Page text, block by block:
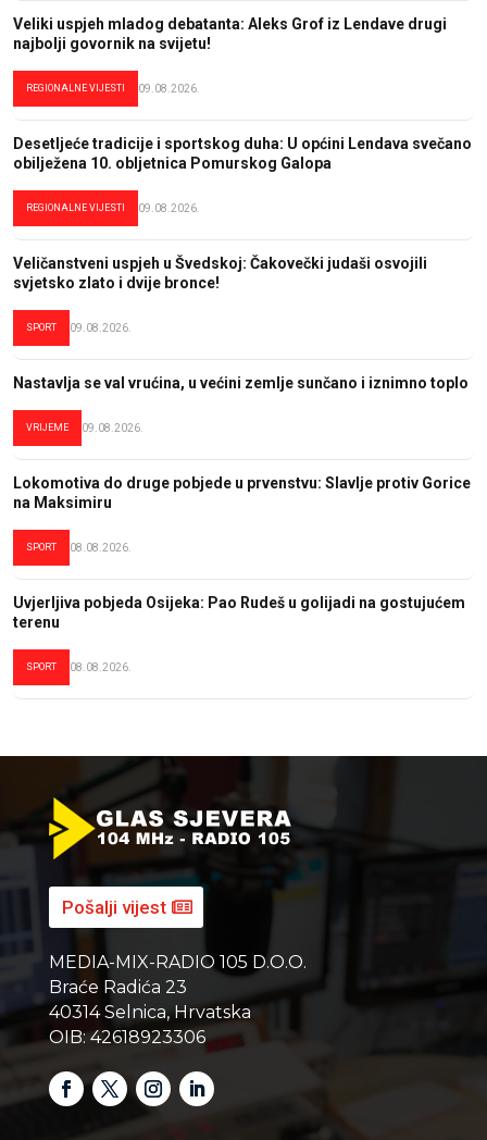
Veliki uspjeh mladog debatanta: Aleks Grof iz Lendave drugi
najbolji govornik na svijetu!
REGIONALNE VIJESTI 09.08.2026.
Desetljeće tradicije i sportskog duha: U općini Lendava svečano
obilježena 10. obljetnica Pomurskog Galopa
REGIONALNE VIJESTI 09.08.2026.
Veličanstveni uspjeh u Švedskoj: Čakovečki judaši osvojili
svjetsko zlato i dvije bronce!
SPORT 09.08.2026.
Nastavlja se val vrućina, u većini zemlje sunčano i iznimno toplo
VRIJEME 09.08.2026.
Lokomotiva do druge pobjede u prvenstvu: Slavlje protiv Gorice
na Maksimiru
SPORT 08.08.2026.
Uvjerljiva pobjeda Osijeka: Pao Rudeš u golijadi na gostujućem
terenu
SPORT 08.08.2026.
Pošalji vijest
MEDIA-MIX-RADIO 105 D.O.O.
Braće Radića 23
40314 Selnica, Hrvatska
OIB: 42618923306